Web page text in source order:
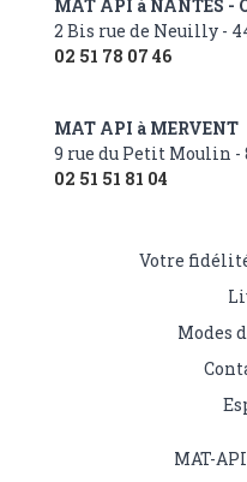
MAT API à NANTES -
2 Bis rue de Neuilly -
02 51 78 07 46
MAT API à MERVENT
9 rue du Petit Moulin -
02 51 51 81 04
Votre
Modes
MAT-